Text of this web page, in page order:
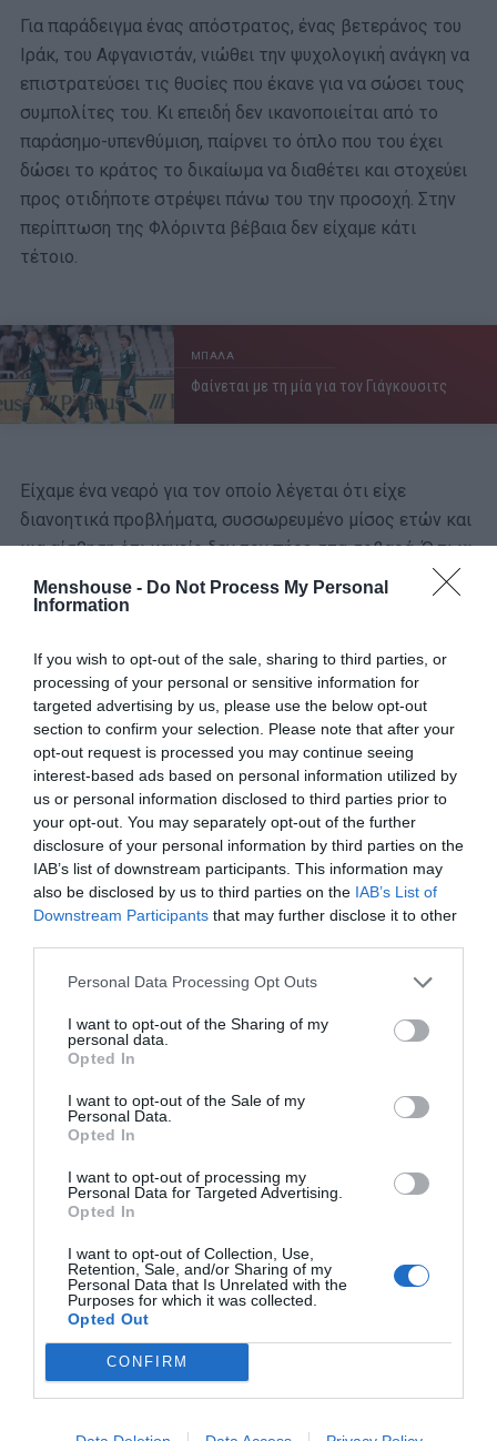
Menshouse - Do Not Process My Personal
Information
If you wish to opt-out of the sale, sharing to third parties, or
processing of your personal or sensitive information for
targeted advertising by us, please use the below opt-out
section to confirm your selection. Please note that after your
opt-out request is processed you may continue seeing
interest-based ads based on personal information utilized by
us or personal information disclosed to third parties prior to
your opt-out. You may separately opt-out of the further
disclosure of your personal information by third parties on the
IAB’s list of downstream participants. This information may
also be disclosed by us to third parties on the IAB’s List of
Downstream Participants that may further disclose it to other
Personal Data Processing Opt Outs
I want to opt-out of the Sharing of my
personal data.
Opted In
I want to opt-out of the Sale of my
Personal Data.
Opted In
I want to opt-out of processing my
Personal Data for Targeted Advertising.
Opted In
I want to opt-out of Collection, Use,
Retention, Sale, and/or Sharing of my
Personal Data that Is Unrelated with the
Purposes for which it was collected.
Opted Out
CONFIRM
Για παράδειγμα ένας απόστρατος, ένας βετεράνος του
Ιράκ, του Αφγανιστάν, νιώθει την ψυχολογική ανάγκη να
επιστρατεύσει τις θυσίες που έκανε για να σώσει τους
συμπολίτες του. Κι επειδή δεν ικανοποιείται από το
παράσημο-υπενθύμιση, παίρνει το όπλο που του έχει
δώσει το κράτος το δικαίωμα να διαθέτει και στοχεύει
προς οτιδήποτε στρέψει πάνω του την προσοχή. Στην
περίπτωση της Φλόριντα βέβαια δεν είχαμε κάτι
τέτοιο.
ΜΠΑΛΑ
Φαίνεται με τη μία για τον Γιάγκουσιτς
Είχαμε ένα νεαρό για τον οποίο λέγεται ότι είχε
διανοητικά προβλήματα, συσσωρευμένο μίσος ετών και
μια αίσθηση ότι κανείς δεν τον πήρε στα σοβαρά. Ό,τι κι
αν βρίσκεται από πίσω, το αποτέλεσμα είναι ένα.
Νεκροί. Αθώοι νεκροί. Άνθρωποι που ξύπνησαν το πρωί
ζήσουν κάτι παραπάνω.
Θέλετε να αναφέρουμε άλλους αριθμούς; Το
65% των δολοφονιών στις ΗΠΑ σχετίζεται με
όπλο. Έχουν καμιά αξία τα στατιστικά; Όχι. Οι
άνθρωποι δεν είναι στατιστικές. Ακόμα κι
ένας νεκρός το χρόνο από όπλο σε ειρηνικό
περιβάλλον είναι τραγικό. Ιδίως όταν πηγάζει
από την πλήρη υποταγή ενός έθνους στην
βιομηχανία του όπλου.
Η NRA, αρμόδια επιτροπή για την οπλοκατοχή,